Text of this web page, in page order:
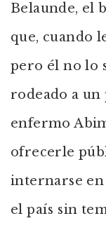
Belaunde, el
que, cuando
pero él no lo
rodeado a
enfermo
ofrecerle
internarse
el país sin